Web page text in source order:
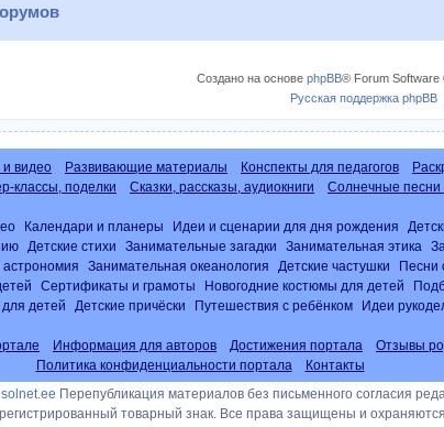
Создано на основеphpBB® Forum Software
Русская поддержка phpBB
видео Развивающие материалы Конспекты для педагогов
классы, поделки Сказки, рассказы, аудиокниги Солнечные песни
Календари и планеры Идеи и сценарии для дня рождения
Детские стихи Занимательные загадки Занимательная этика
Занимательная океанология Детские частушки Песни
Сертификаты и грамоты Новогодние костюмы для детей
детей
Детские причёски Путешествия с ребёнком Идеи
Информация для авторов Достижения портала Отзывы
Политика конфиденциальности портала
Контакты
solnet.ee Перепубликация материалов без письменного согласия
товарный знак. Все права защищены и